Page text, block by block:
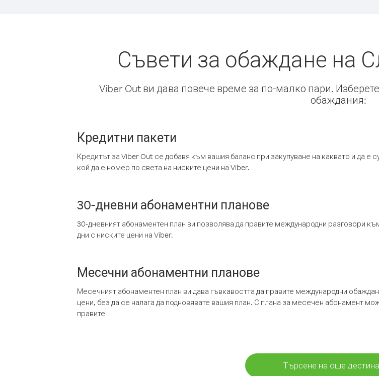
Съвети за обаждане на
Viber Out ви дава повече време за по-малко пари.
обаждания:
Кредитни пакети
Кредитът за Viber Out се добавя към вашия баланс при закупуване на каквато и да
кой да е номер по света на ниските цени на Viber.
30-дневни абонаментни планове
30-дневният абонаментен план ви позволява да правите международни разговори
дни с ниските цени на Viber.
Месечни абонаментни планове
Месечният абонаментен план ви дава гъвкавостта да правите международни
цени, без да се налага да подновявате вашия план. С плана за месечен абонамент
правите
Търсене на още